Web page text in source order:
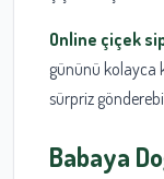
Online çiçek
gününü kolayca
sürpriz
Babaya